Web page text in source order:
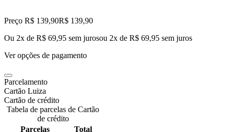
Preço R$ 139,90R$ 139,90
Ou 2x de R$ 69,95 sem jurosou 2x de R$ 69,95 sem juros
Ver opções de pagamento
Parcelamento
Cartão Luiza
Cartão de crédito
Tabela de parcelas de Cartão
de crédito
Parcelas
Total